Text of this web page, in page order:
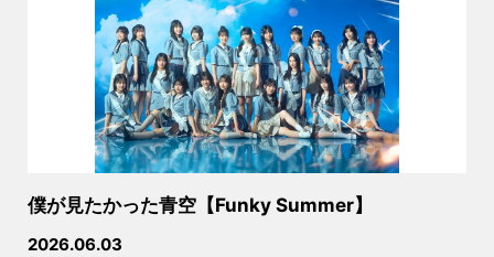
クリエイターチームCWFの登竜門であ
る山口ゼミがComputer Music Japan
で紹介されました！
2022.10.01
ファンコミュニティでインタビューを受
けました！
僕が見たかった青空【Funky Summer】
2026.06.03